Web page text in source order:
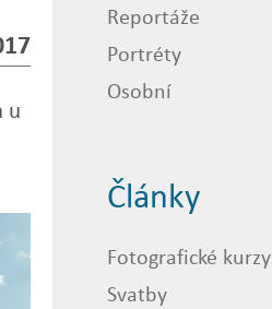
u
Reportáže
Portréty
Osobní
Články
Fotografické kurzy
Svatby